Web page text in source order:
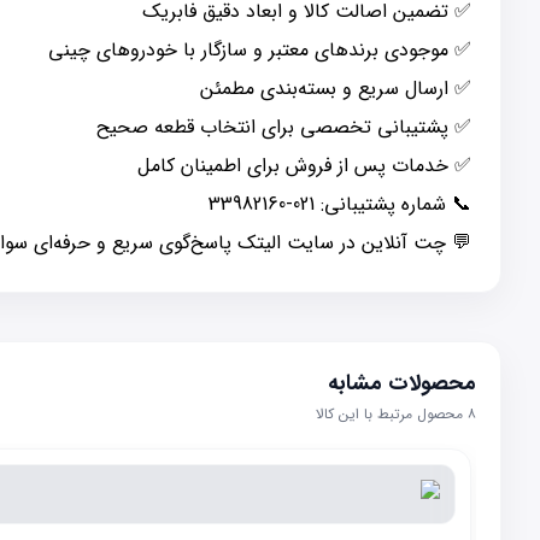
✅ تضمین اصالت کالا و ابعاد دقیق فابریک
✅ موجودی برندهای معتبر و سازگار با خودروهای چینی
✅ ارسال سریع و بسته‌بندی مطمئن
✅ پشتیبانی تخصصی برای انتخاب قطعه صحیح
✅ خدمات پس از فروش برای اطمینان کامل
📞 شماره پشتیبانی: 021-33982160
💬 چت آنلاین در سایت الیتک پاسخ‌گوی سریع و حرفه‌ای
محصولات مشابه
۸ محصول مرتبط با این کالا